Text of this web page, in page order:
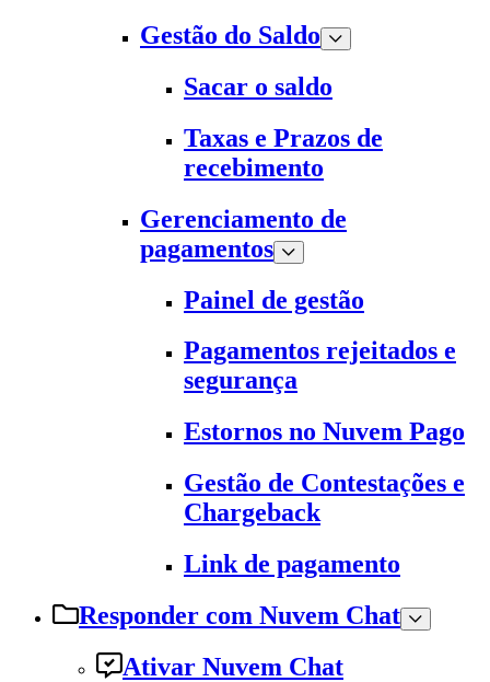
Gestão do Saldo
Sacar o saldo
Taxas e Prazos de
recebimento
Gerenciamento de
pagamentos
Painel de gestão
Pagamentos rejeitados e
segurança
Estornos no Nuvem Pago
Gestão de Contestações e
Chargeback
Link de pagamento
Responder com Nuvem Chat
Ativar Nuvem Chat